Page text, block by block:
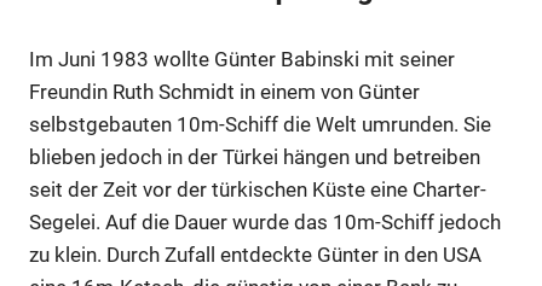
Im Juni 1983 wollte Günter Babinski mit seiner
Freundin Ruth Schmidt in einem von Günter
selbstgebauten 10m-Schiff die Welt umrunden. Sie
blieben jedoch in der Türkei hängen und betreiben
seit der Zeit vor der türkischen Küste eine Charter-
Segelei. Auf die Dauer wurde das 10m-Schiff jedoch
zu klein. Durch Zufall entdeckte Günter in den USA